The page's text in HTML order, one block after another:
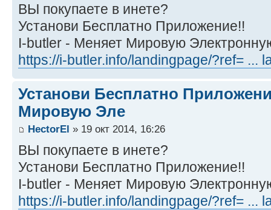
ВЫ покупаете в инете?
Установи Бесплатно Приложение!!
I-butler - Меняет Мировую
https://i-butler.info/landingpage/?ref= ...
Установи Бесплатно
Мировую Эле
HectorEl » 19 окт 2014, 16:26
ВЫ покупаете в инете?
Установи Бесплатно Приложение!!
I-butler - Меняет Мировую
https://i-butler.info/landingpage/?ref= ...